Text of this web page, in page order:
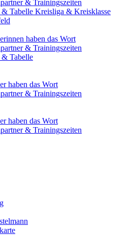
& Trainingszeiten
& Tabelle Kreisliga & Kreisklasse
haben das Wort
& Trainingszeiten
& Tabelle
haben das Wort
& Trainingszeiten
haben das Wort
& Trainingszeiten